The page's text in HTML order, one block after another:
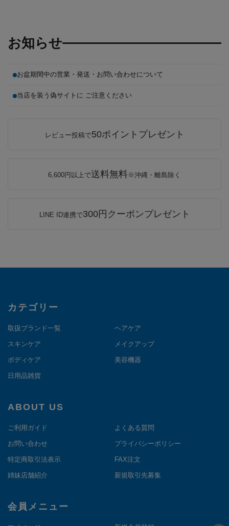
お知らせ
お盆期間中の営業・発送・お問い合わせについて
当店を装う偽サイトに ご注意ください
レビュー投稿で50ポイントプレゼント
6,600円以上で送料無料※沖縄・離島除く
LINE ID連携で300円クーポンプレゼント
カテゴリー
取扱ブランド一覧 ヘアケア
スキンケア メイクアップ
ボディケア 美容機器
日用品雑貨
ABOUT US
ご利用ガイド よくある質問
お問い合わせ プライバシーポリシー
特定商取引法表示 FAX注文
姉妹店舗紹介 新規取引先募集
会員メニュー